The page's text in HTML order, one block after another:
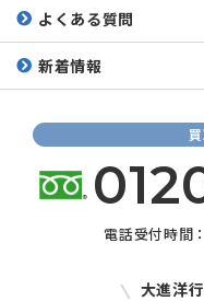
よくある質問
新着情報
電話受付時間
大進洋